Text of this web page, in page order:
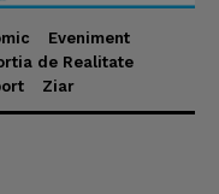
Eveniment
de Realitate
Ziar